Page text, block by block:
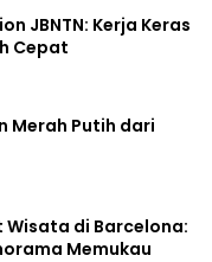
JBNTN: Kerja Keras
Cepat
Merah Putih dari
Wisata di Barcelona:
Memukau